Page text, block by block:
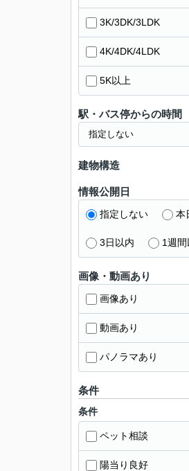
3K/3DK/3LDK
4K/4DK/4LDK
5K以上
駅・バス停からの時間
建物構造
情報公開日
指定しない 本
3日以内 1週間
画像・動画あり
画像あり
動画あり
パノラマあり
条件
条件
ペット相談
陽当り良好